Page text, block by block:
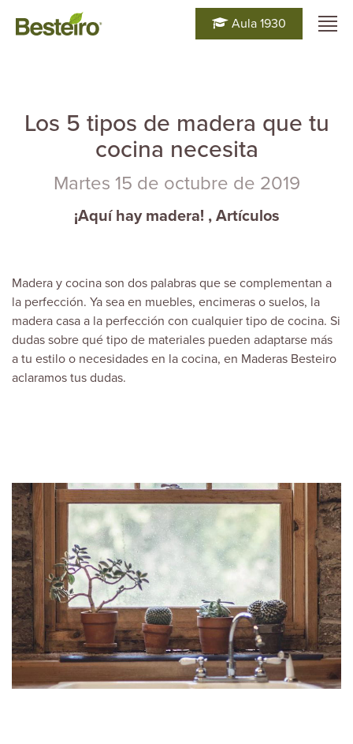
Aula 1930
Los 5 tipos de madera que tu
cocina necesita
Martes 15 de octubre de 2019
¡Aquí hay madera! , Artículos
Madera y cocina son dos palabras que se complementan a
la perfección. Ya sea en muebles, encimeras o suelos, la
madera casa a la perfección con cualquier tipo de cocina. Si
dudas sobre qué tipo de materiales pueden adaptarse más
a tu estilo o necesidades en la cocina, en Maderas Besteiro
aclaramos tus dudas.